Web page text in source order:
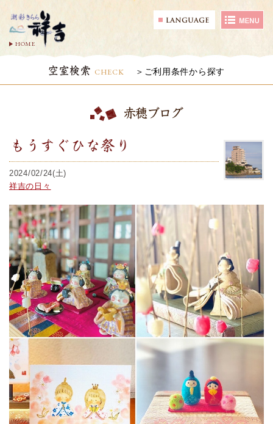
HOME
空室検索 CHECK ご利用条件から探す
赤穂ブログ
もうすぐひな祭り
2024/02/24(土)
祥吉の日々